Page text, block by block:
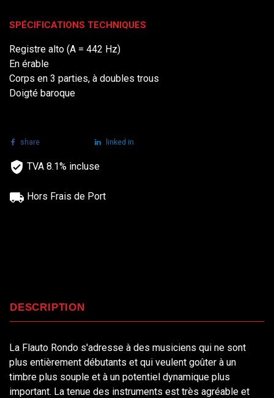
SPÉCIFICATIONS TECHNIQUES
Registre alto (A = 442 Hz)
En érable
Corps en 3 parties, à doubles trous
Doigté baroque
share linked in
TVA 8.1% incluse
Hors Frais de Port
DESCRIPTION
La Flauto Rondo s'adresse à des musiciens qui ne sont
plus entièrement débutants et qui veulent goûter à un
timbre plus souple et à un potentiel dynamique plus
important. La tenue des instruments est très agréable et